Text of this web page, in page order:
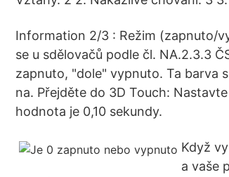
Information 2/3 : Režim (zapnuto/
se u sdělovačů podle čl. NA.2.3.3
zapnuto, "dole" vypnuto. Ta barva
na. Přejděte do 3D Touch:
hodnota je 0,10 sekundy.
Když
a vaše